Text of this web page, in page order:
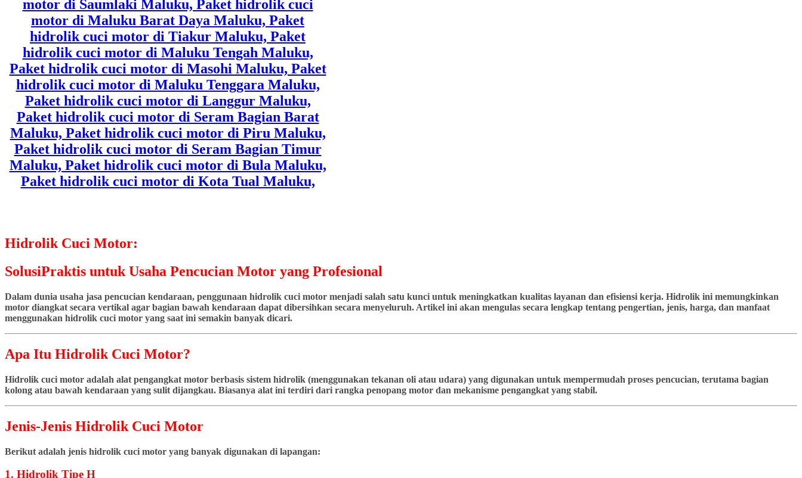
Hidrolik Cuci Motor:
SolusiPraktis untuk Usaha Pencucian Motor yang Profesional
Dalam dunia usaha jasa pencucian kendaraan, penggunaan hidrolik cuci motor menjadi salah satu kunci untuk meningkatkan kualitas layanan dan efisiensi kerja. Hidrolik ini memungkinkan
motor diangkat secara vertikal agar bagian bawah kendaraan dapat dibersihkan secara menyeluruh. Artikel ini akan mengulas secara lengkap tentang pengertian, jenis, harga, dan manfaat
menggunakan hidrolik cuci motor yang saat ini semakin banyak dicari.
Apa Itu Hidrolik Cuci Motor?
Hidrolik cuci motor adalah alat pengangkat motor berbasis sistem hidrolik (menggunakan tekanan oli atau udara) yang digunakan untuk mempermudah proses pencucian, terutama bagian
kolong atau bawah kendaraan yang sulit dijangkau. Biasanya alat ini terdiri dari rangka penopang motor dan mekanisme pengangkat yang stabil.
Jenis-Jenis Hidrolik Cuci Motor
Berikut adalah jenis hidrolik cuci motor yang banyak digunakan di lapangan:
1. Hidrolik Tipe H